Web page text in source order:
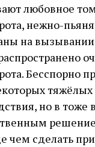
любовное
нежно-
на вызывании
Бесcпорно
тяжёлых
но в тоже
чем сделать